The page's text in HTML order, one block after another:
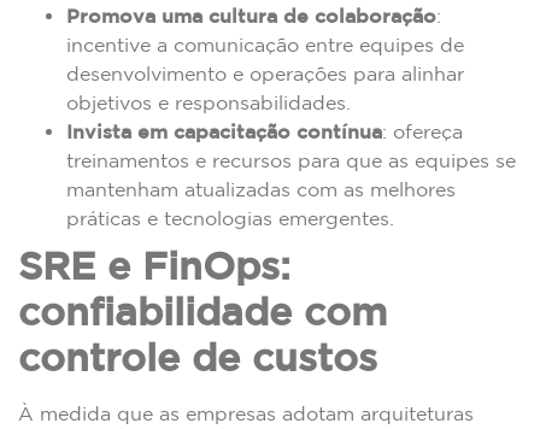
Promova uma cultura de colaboração:
incentive a comunicação entre equipes de
desenvolvimento e operações para alinhar
objetivos e responsabilidades.
Invista em capacitação contínua: ofereça
treinamentos e recursos para que as equipes se
mantenham atualizadas com as melhores
práticas e tecnologias emergentes.
SRE e FinOps:
confiabilidade com
controle de custos
À medida que as empresas adotam arquiteturas